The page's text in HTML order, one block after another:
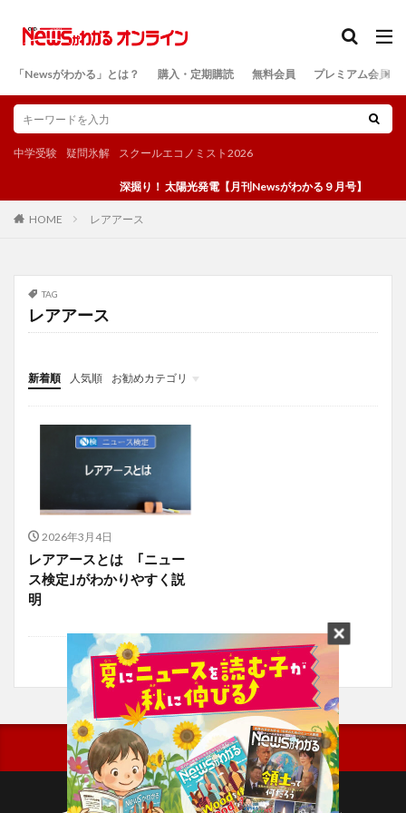
「Newsがわかる」とは？ 購入・定期購読 無料会員 プレミアム会員
中学受験 疑問氷解 スクールエコノミスト2026
深掘り！ 太陽光発電【月刊Newsがわかる９月号】
HOME レアアース
TAG
レアアース
新着順 人気順
お勧めカテゴリ
投稿
学び
マンガ
電子書籍
2026年3月4日
レアアースとは ｢ニュー
ス検定｣がわかりやすく説
明
検索